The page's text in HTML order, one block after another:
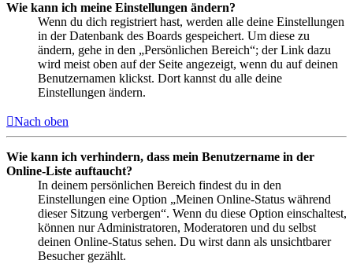
Wie kann ich meine Einstellungen ändern?
Wenn du dich registriert hast, werden alle deine Einstellungen
in der Datenbank des Boards gespeichert. Um diese zu
ändern, gehe in den „Persönlichen Bereich“; der Link dazu
wird meist oben auf der Seite angezeigt, wenn du auf deinen
Benutzernamen klickst. Dort kannst du alle deine
Einstellungen ändern.
Nach oben
Wie kann ich verhindern, dass mein Benutzername in der
Online-Liste auftaucht?
In deinem persönlichen Bereich findest du in den
Einstellungen eine Option „Meinen Online-Status während
dieser Sitzung verbergen“. Wenn du diese Option einschaltest,
können nur Administratoren, Moderatoren und du selbst
deinen Online-Status sehen. Du wirst dann als unsichtbarer
Besucher gezählt.